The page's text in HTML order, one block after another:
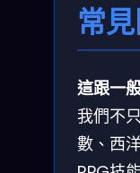
常
這跟一
我們不
數、西